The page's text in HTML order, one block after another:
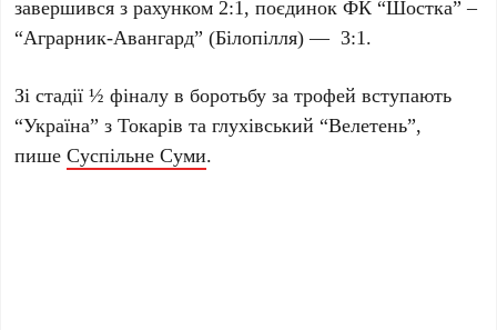
завершився з рахунком 2:1, поєдинок ФК “Шостка” –
“Аграрник-Авангард” (Білопілля) — 3:1.
Зі стадії ½ фіналу в боротьбу за трофей вступають
“Україна” з Токарів та глухівський “Велетень”,
пишеСуспільне Суми.